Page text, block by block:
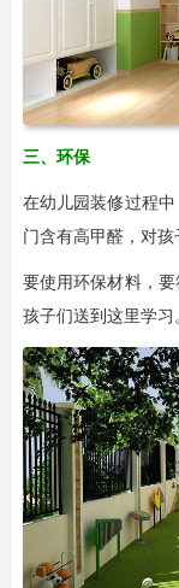
三、环保
在幼儿园装修过程
门含有高甲醛，对孩
要使用环保材料，
孩子们送到这里学习